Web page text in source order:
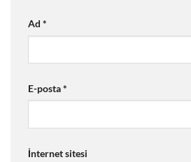
Ad *
E-posta*
İnternet sitesi